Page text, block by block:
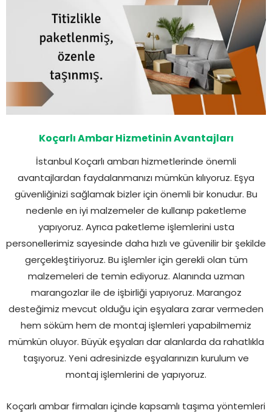
Koçarlı Ambar Hizmetinin Avantajları
İstanbul Koçarlı ambarı hizmetlerinde önemli
avantajlardan faydalanmanızı mümkün kılıyoruz. Eşya
güvenliğinizi sağlamak bizler için önemli bir konudur. Bu
nedenle en iyi malzemeler de kullanıp paketleme
yapıyoruz. Ayrıca paketleme işlemlerini usta
personellerimiz sayesinde daha hızlı ve güvenilir bir şekilde
gerçekleştiriyoruz. Bu işlemler için gerekli olan tüm
malzemeleri de temin ediyoruz. Alanında uzman
marangozlar ile de işbirliği yapıyoruz. Marangoz
desteğimiz mevcut olduğu için eşyalara zarar vermeden
hem söküm hem de montaj işlemleri yapabilmemiz
mümkün oluyor. Büyük eşyaları dar alanlarda da rahatlıkla
taşıyoruz. Yeni adresinizde eşyalarınızın kurulum ve
montaj işlemlerini de yapıyoruz.
Koçarlı ambar firmaları içinde kapsamlı taşıma yöntemleri